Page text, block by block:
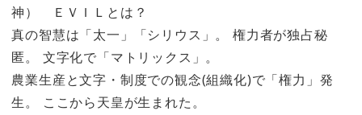
神） ＥＶＩＬとは？
真の智慧は「太一」「シリウス」。 権力者が独占秘
匿。 文字化で「マトリックス」。
農業生産と文字・制度での観念(組織化)で「権力」発
生。 ここから天皇が生まれた。